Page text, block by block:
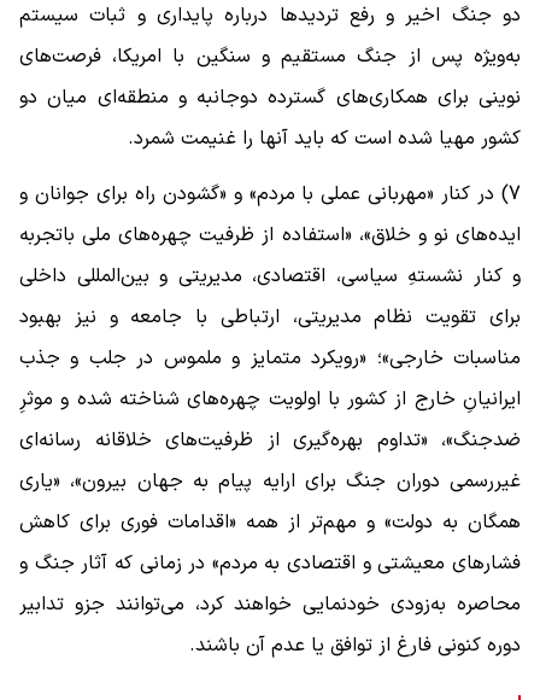
دو جنگ اخیر و رفع تردید‌ها درباره پایداری و ثبات سیستم
به‌ویژه پس از جنگ مستقیم و سنگین با امریکا، فرصت‌های
نوینی برای همکاری‌های گسترده دوجانبه و منطقه‌ای میان دو
کشور مهیا شده است که باید آنها را غنیمت شمرد.
7) در کنار «مهربانی عملی با مردم» و «گشودن راه برای جوانان و
ایده‌های نو و خلاق»، «استفاده از ظرفیت چهره‌های ملی باتجربه
و کنار نشستهِ سیاسی، اقتصادی، مدیریتی و بین‌المللی داخلی
برای تقویت نظام مدیریتی، ارتباطی با جامعه و نیز بهبود
مناسبات خارجی»؛ «رویکرد متمایز و ملموس در جلب و جذب
ایرانیانِ خارج از کشور با اولویت چهره‌های شناخته شده و موثرِ
ضدجنگ»، «تداوم بهره‌گیری از ظرفیت‌های خلاقانه رسانه‌ای
غیررسمی دوران جنگ برای ارایه پیام به جهان بیرون»، «یاری
همگان به دولت» و مهم‌تر از همه «اقدامات فوری برای کاهش
فشارهای معیشتی و اقتصادی به مردم» در زمانی که آثار جنگ و
محاصره به‌زودی خودنمایی خواهند کرد، می‌توانند جزو تدابیر
دوره کنونی فارغ از توافق یا عدم آن باشند.